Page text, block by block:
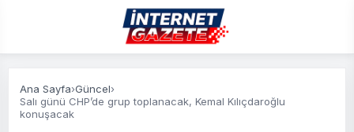
Ana Sayfa›Güncel›
Salı günü CHP’de grup toplanacak, Kemal Kılıçdaroğlu
konuşacak